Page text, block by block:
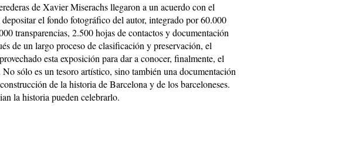
de Xavier Miserachs llegaron a un acuerdo con el
el fondo fotográfico del autor, integrado por 60.000
transparencias, 2.500 hojas de contactos y documentación
de un largo proceso de clasificación y preservación, el
esta exposición para dar a conocer, finalmente, el
sólo es un tesoro artístico, sino también una documentación
de la historia de Barcelona y de los barceloneses.
la historia pueden celebrarlo.